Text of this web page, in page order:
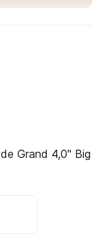
Grand 4,0" Big